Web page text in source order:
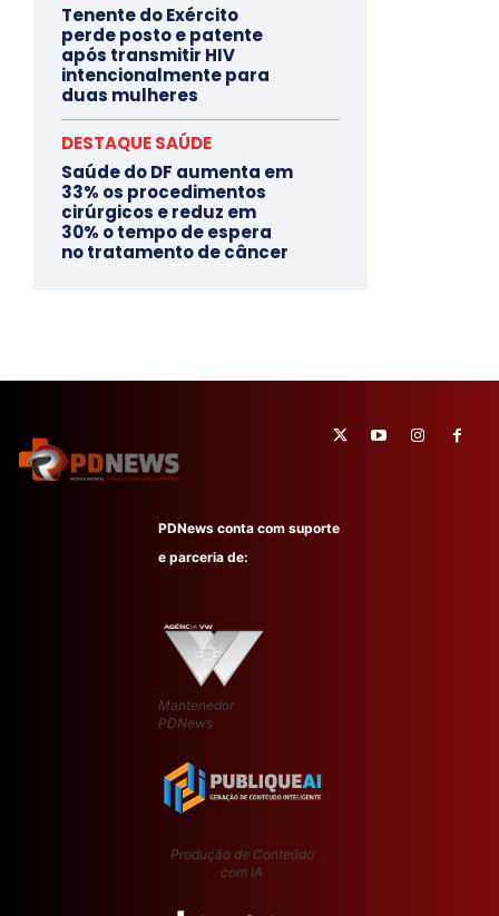
Tenente do Exército
perde posto e patente
após transmitir HIV
intencionalmente para
duas mulheres
DESTAQUE SAÚDE
Saúde do DF aumenta em
33% os procedimentos
cirúrgicos e reduz em
30% o tempo de espera
no tratamento de câncer
PDNews conta com suporte
e parceria de:
Mantenedor
PDNews
Produção de Conteúdo
com IA